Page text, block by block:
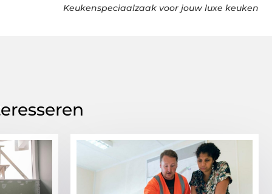
Keukenspeciaalzaak voor jouw luxe keuken